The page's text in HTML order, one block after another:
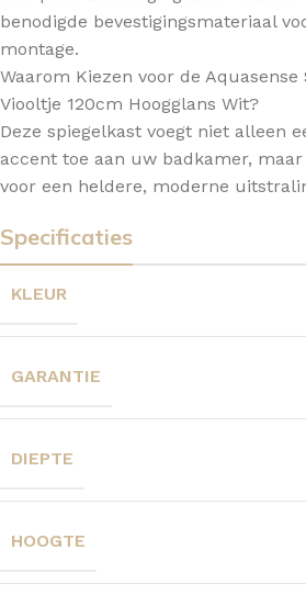
benodigde bevestigingsmateriaal
montage.
Waarom Kiezen voor de Aquasense
Viooltje 120cm Hoogglans Wit?
Deze spiegelkast voegt niet alleen
accent toe aan uw badkamer,
voor een heldere, moderne
Specificaties
KLEUR
GARANTIE
DIEPTE
HOOGTE